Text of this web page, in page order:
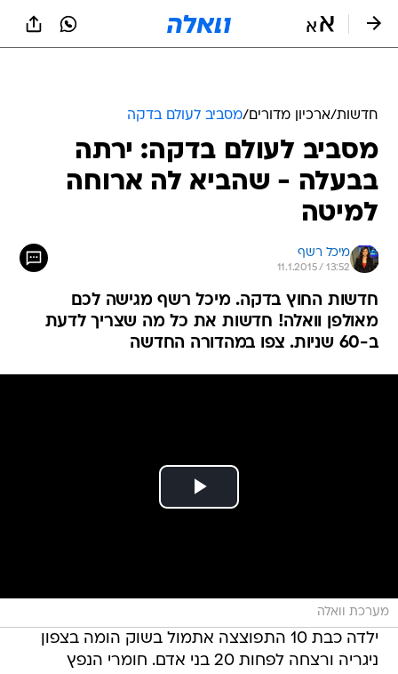
חדשות/ארכיון מדורים/מסביב לעולם בדקה
מסביב לעולם בדקה: ירתה
בבעלה - שהביא לה ארוחה
למיטה
מיכל רשף
11.1.2015 / 13:52
חדשות החוץ בדקה. מיכל רשף מגישה לכם
מאולפן וואלה! חדשות את כל מה שצריך לדעת
ב-60 שניות. צפו במהדורה החדשה
מערכת וואלה
ילדה כבת 10 התפוצצה אתמול בשוק הומה בצפון
ניגריה ורצחה לפחות 20 בני אדם. חומרי הנפץ